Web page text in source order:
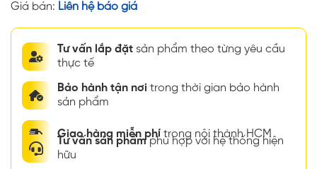
Giá bán: Liên hệ báo giá
Tư vấn lắp đặt sản phẩm theo từng yêu cầu
thực tế
Bảo hành tận nơi trong thời gian bảo hành
sản phẩm
Giao hàng miễn phí trong nội thành HCM
Tư vấn sản phẩmphù hợp với hệ thống hiện
hữu